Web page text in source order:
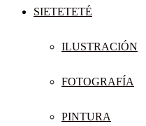
SIETETETÉ
ILUSTRACIÓN
FOTOGRAFÍA
PINTURA